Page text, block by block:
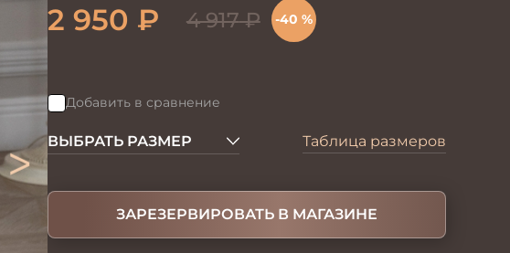
>
2 950 ₽ 4 917₽ -40 %
Добавить в сравнение
ВЫБРАТЬ РАЗМЕР Таблица размеров
ЗАРЕЗЕРВИРОВАТЬ В МАГАЗИНЕ